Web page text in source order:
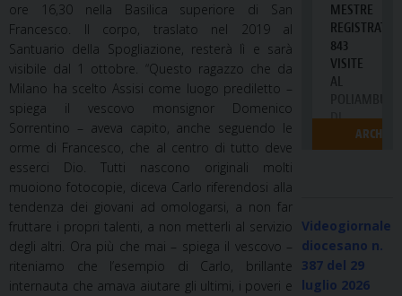
ore 16,30 nella Basilica superiore di San
Francesco. Il corpo, traslato nel 2019 al
Santuario della Spogliazione, resterà lì e sarà
visibile dal 1 ottobre. “Questo ragazzo che da
Milano ha scelto Assisi come luogo prediletto –
spiega il vescovo monsignor Domenico
Sorrentino – aveva capito, anche seguendo le
orme di Francesco, che al centro di tutto deve
esserci Dio. Tutti nascono originali molti
muoiono fotocopie, diceva Carlo riferendosi alla
tendenza dei giovani ad omologarsi, a non far
fruttare i propri talenti, a non metterli al servizio
degli altri. Ora più che mai – spiega il vescovo –
riteniamo che l’esempio di Carlo, brillante
internauta che amava aiutare gli ultimi, i poveri e
Videogiornale
diocesano n.
387 del 29
luglio 2026